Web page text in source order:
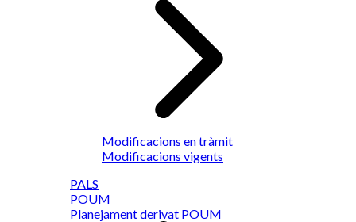
Modificacions en tràmit
Modificacions vigents
PALS
POUM
Planejament derivat POUM